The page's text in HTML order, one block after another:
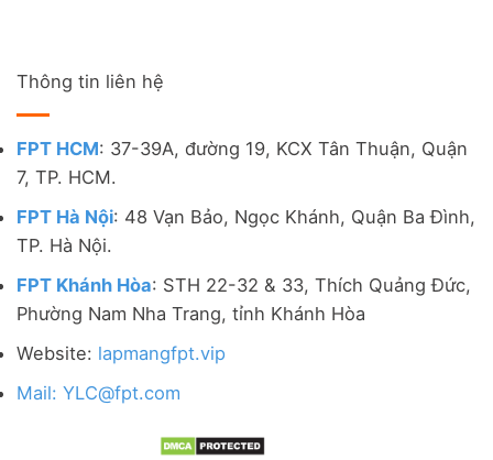
Thông tin liên hệ
FPT HCM: 37-39A, đường 19, KCX Tân Thuận, Quận
7, TP. HCM.
FPT Hà Nội: 48 Vạn Bảo, Ngọc Khánh, Quận Ba Đình,
TP. Hà Nội.
FPT Khánh Hòa: STH 22-32 & 33, Thích Quảng Đức,
Phường Nam Nha Trang, tỉnh Khánh Hòa
Website: lapmangfpt.vip
Mail: YLC@fpt.com